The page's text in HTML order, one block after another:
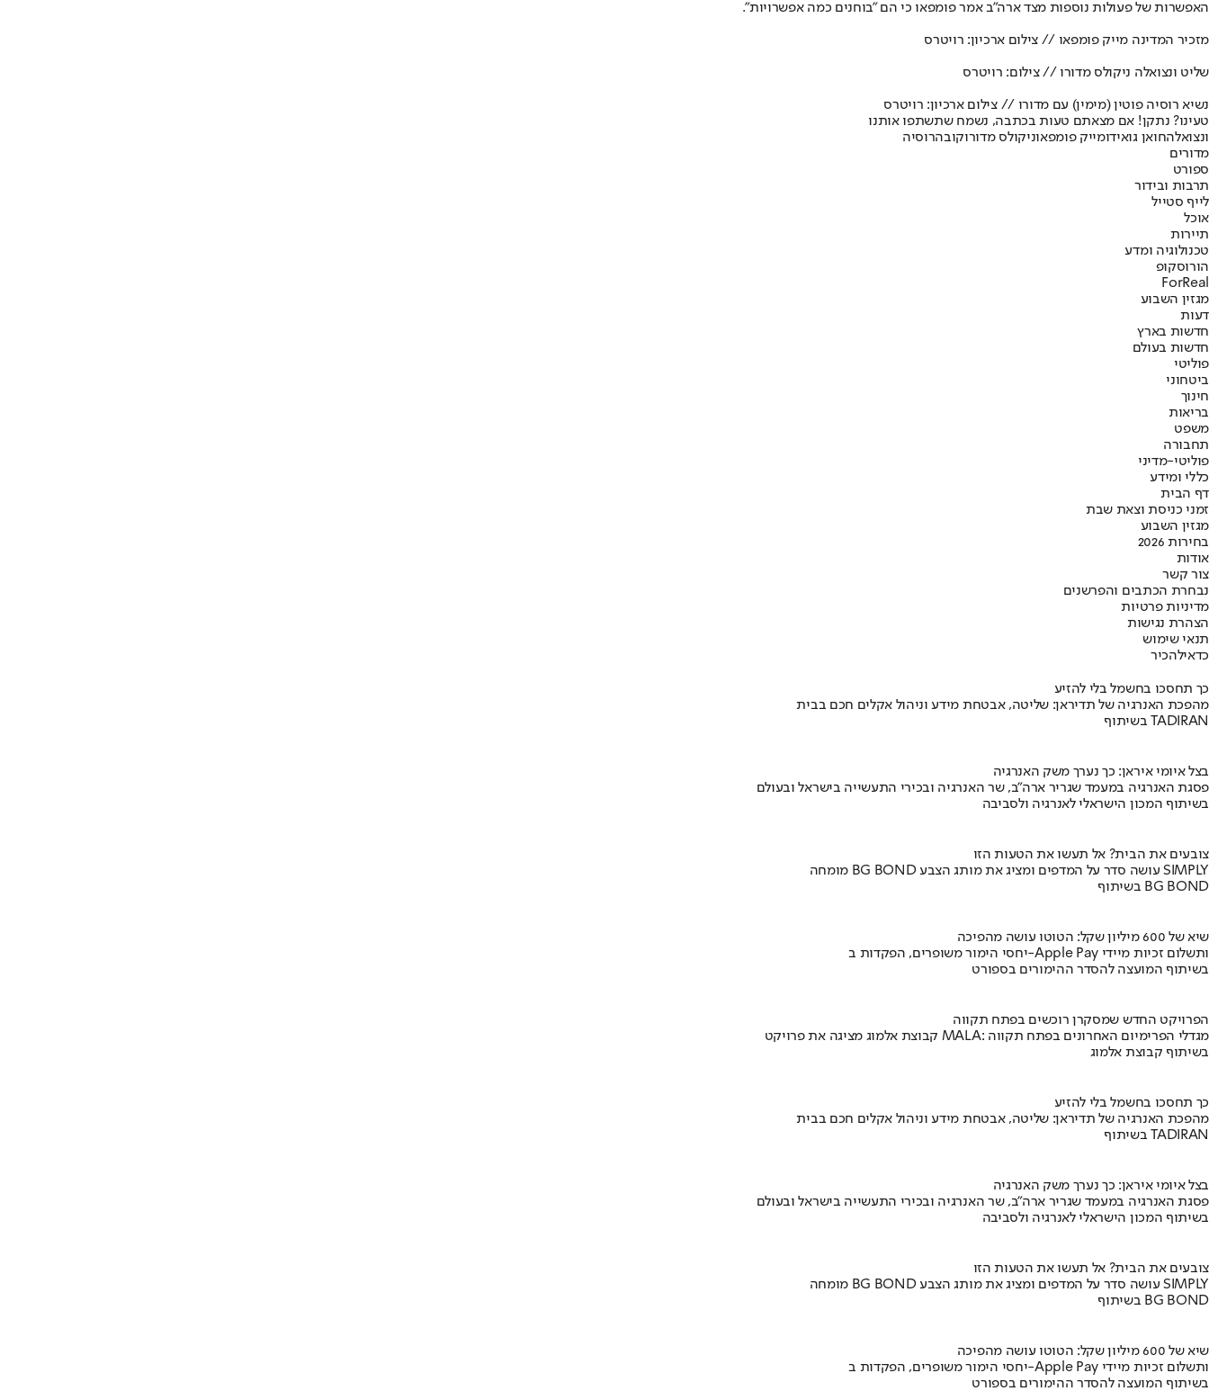
האפשרות של פעולות נוספות מצד ארה"ב אמר פומפאו כי הם "בוחנים כמה אפשרויות".
מזכיר המדינה מייק פומפאו // צילום ארכיון: רויטרס
שליט ונצואלה ניקולס מדורו // צילום: רויטרס
נשיא רוסיה פוטין (מימין) עם מדורו // צילום ארכיון: רויטרס
טעינו? נתקן! אם מצאתם טעות בכתבה, נשמח שתשתפו אותנו
ונצואלהחואן גואידומייק פומפאוניקולס מדורוקובהרוסיה
מדורים
ספורט
תרבות ובידור
לייף סטייל
אוכל
תיירות
טכנולוגיה ומדע
הורוסקופ
ForReal
מגזין השבוע
דעות
חדשות בארץ
חדשות בעולם
פוליטי
ביטחוני
חינוך
בריאות
משפט
תחבורה
פוליטי-מדיני
כללי ומידע
דף הבית
זמני כניסת וצאת שבת
מגזין השבוע
בחירות 2026
אודות
צור קשר
נבחרת הכתבים והפרשנים
מדיניות פרטיות
הצהרת נגישות
תנאי שימוש
כדאילהכיר
כך תחסכו בחשמל בלי להזיע
מהפכת האנרגיה של תדיראן: שליטה, אבטחת מידע וניהול אקלים חכם בבית
בשיתוף TADIRAN
בצל איומי איראן: כך נערך משק האנרגיה
פסגת האנרגיה במעמד שגריר ארה"ב, שר האנרגיה ובכירי התעשייה בישראל ובעולם
בשיתוף המכון הישראלי לאנרגיה ולסביבה
צובעים את הבית? אל תעשו את הטעות הזו
מומחה BG BOND עושה סדר על המדפים ומציג את מותג הצבע SIMPLY
בשיתוף BG BOND
שיא של 600 מיליון שקל: הטוטו עושה מהפיכה
יחסי הימור משופרים, הפקדות ב-Apple Pay ותשלום זכיות מיידי
בשיתוף המועצה להסדר ההימורים בספורט
הפרויקט החדש שמסקרן רוכשים בפתח תקווה
קבוצת אלמוג מציגה את פרויקט MALA: מגדלי הפרימיום האחרונים בפתח תקווה
בשיתוף קבוצת אלמוג
כך תחסכו בחשמל בלי להזיע
מהפכת האנרגיה של תדיראן: שליטה, אבטחת מידע וניהול אקלים חכם בבית
בשיתוף TADIRAN
בצל איומי איראן: כך נערך משק האנרגיה
פסגת האנרגיה במעמד שגריר ארה"ב, שר האנרגיה ובכירי התעשייה בישראל ובעולם
בשיתוף המכון הישראלי לאנרגיה ולסביבה
צובעים את הבית? אל תעשו את הטעות הזו
מומחה BG BOND עושה סדר על המדפים ומציג את מותג הצבע SIMPLY
בשיתוף BG BOND
שיא של 600 מיליון שקל: הטוטו עושה מהפיכה
יחסי הימור משופרים, הפקדות ב-Apple Pay ותשלום זכיות מיידי
בשיתוף המועצה להסדר ההימורים בספורט